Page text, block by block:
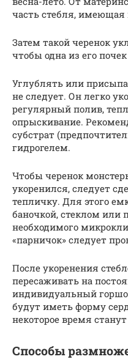
часть стебля,
Затем такой черенок
чтобы одна из его
Углублять или
не следует. Он легко
регулярный полив,
опрыскивание.
субстрат
гидрогелем.
Чтобы черенок
укоренился, следует
тепличку. Для этого
баночкой, стеклом или
необходимого
«парничок» следует
После укоренения
пересаживать на
индивидуальный
будут иметь форму
некоторое время
Способы